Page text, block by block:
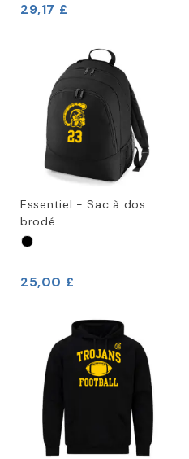
29,17 £
Essentiel - Sac à dos
brodé
25,00 £